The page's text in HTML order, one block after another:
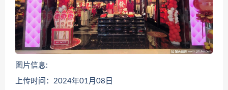
图片信息:
上传时间：2024年01月08日